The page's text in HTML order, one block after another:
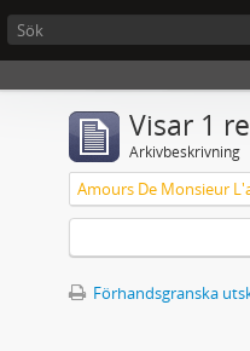
Visar 1
Arkivbeskrivning
Förhandsgranska